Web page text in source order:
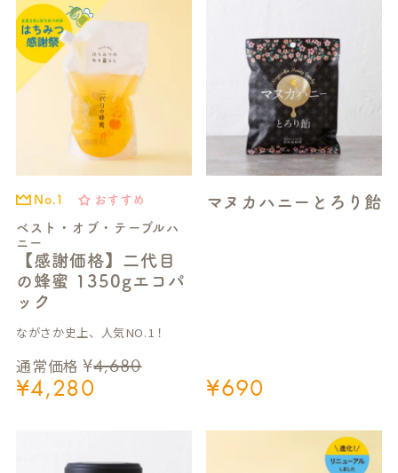
ベスト・オブ・テーブルハ
ニー
【感謝価格】二代目
の蜂蜜 1350gエコパ
ック
No.1 おすすめ
通常価格 ¥4,680
¥4,280
ながさか史上、人気NO.1！
マヌカハニーとろり飴
¥690